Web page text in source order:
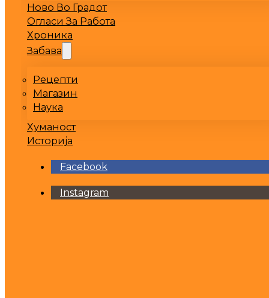
Ново Во Градот
Огласи За Работа
Хроника
Забава
Рецепти
Магазин
Наука
Хуманост
Историја
Facebook
Instagram